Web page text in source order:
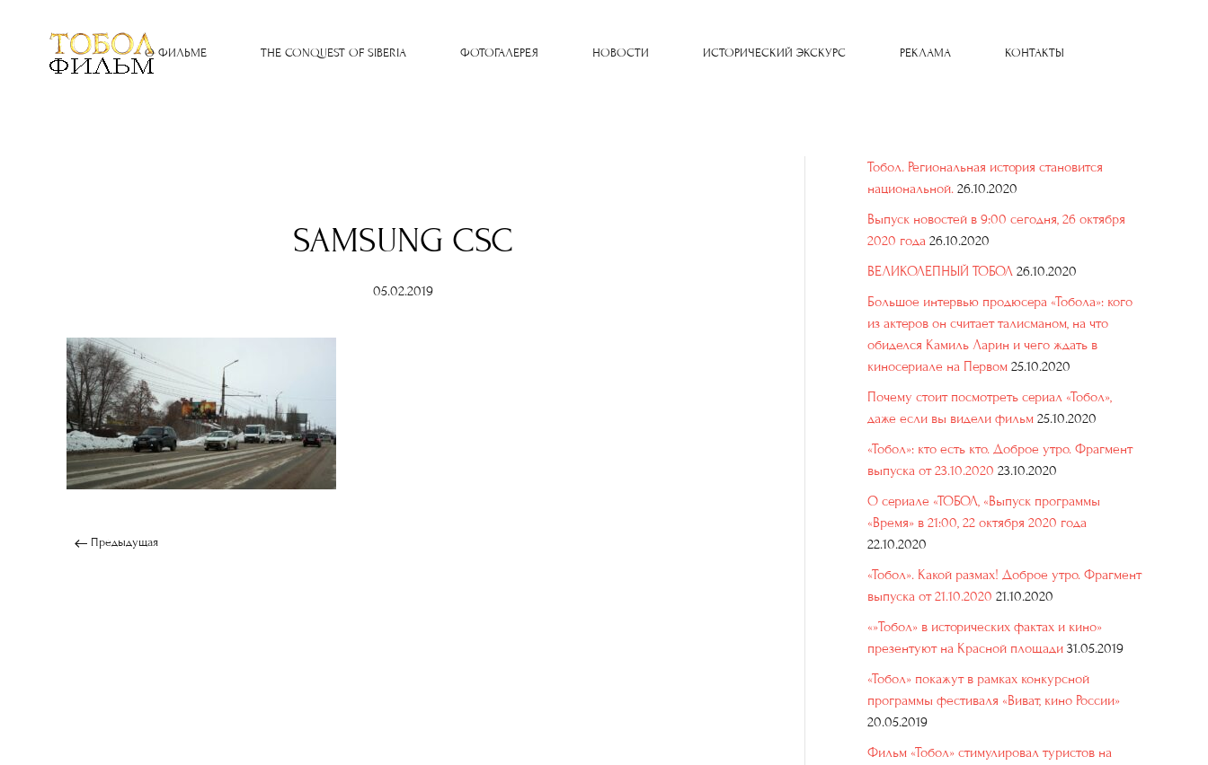
О ФИЛЬМЕ THE CONQUEST OF SIBERIA ФОТОГАЛЕРЕЯ НОВОСТИ ИСТОРИЧЕСКИЙ ЭКСКУРС РЕКЛАМА КОНТАКТЫ
SAMSUNG CSC
05.02.2019
Предыдущая
Тобол. Региональная история становится
национальной. 26.10.2020
Выпуск новостей в 9:00 сегодня, 26 октября
2020 года 26.10.2020
ВЕЛИКОЛЕПНЫЙ ТОБОЛ 26.10.2020
Большое интервью продюсера «Тобола»: кого
из актеров он считает талисманом, на что
обиделся Камиль Ларин и чего ждать в
киносериале на Первом 25.10.2020
Почему стоит посмотреть сериал «Тобол»,
даже если вы видели фильм 25.10.2020
«Тобол»: кто есть кто. Доброе утро. Фрагмент
выпуска от 23.10.2020 23.10.2020
О сериале «ТОБОЛ, «Выпуск программы
«Время» в 21:00, 22 октября 2020 года
22.10.2020
«Тобол». Какой размах! Доброе утро. Фрагмент
выпуска от 21.10.2020 21.10.2020
«»Тобол» в исторических фактах и кино»
презентуют на Красной площади 31.05.2019
«Тобол» покажут в рамках конкурсной
программы фестиваля «Виват, кино России»
20.05.2019
Фильм «Тобол» стимулировал туристов на